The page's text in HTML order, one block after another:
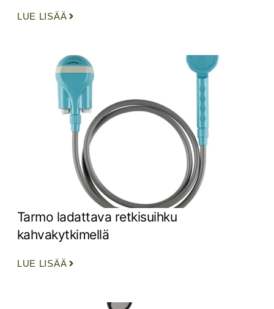
LUE LISÄÄ
Tarmo ladattava retkisuihku
kahvakytkimellä
LUE LISÄÄ